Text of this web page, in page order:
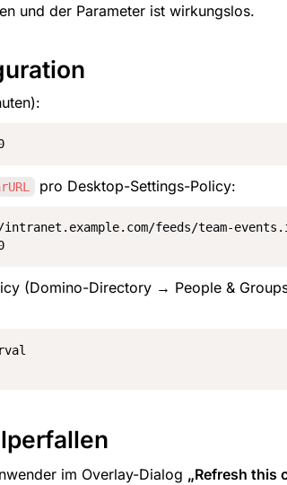
und der Parameter ist wirkungslos.
pro Desktop-Settings-Policy:
intranet.example.com/feeds/team-
(Domino-Directory → People &
im Overlay-Dialog „Refresh this